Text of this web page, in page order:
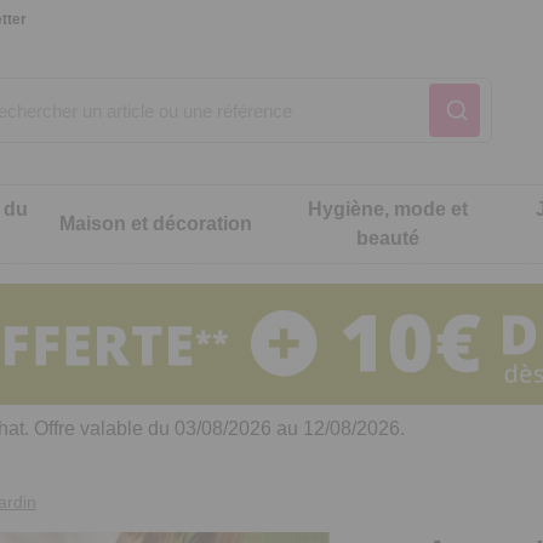
cuisine
de cuisine malins
Notre produit du
Notre produit du
Maison et décoration
Notre produit du
Hygiène, mode et
beauté
intimité
Notre produit du
Notre produit du
Notre produit du
Offre valable du 03/08/2026 au 12/08/2026.